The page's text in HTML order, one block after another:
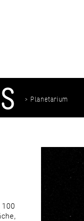
> Planetarium
100